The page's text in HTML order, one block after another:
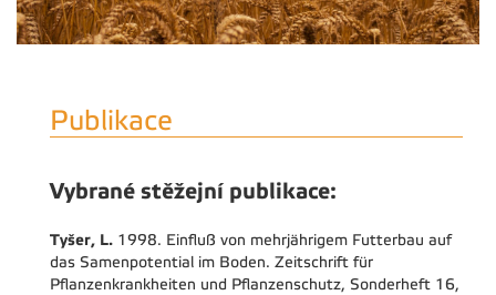
Publikace
Vybrané stěžejní publikace:
Tyšer, L. 1998. Einfluß von mehrjährigem Futterbau auf
das Samenpotential im Boden. Zeitschrift für
Pflanzenkrankheiten und Pflanzenschutz, Sonderheft 16,